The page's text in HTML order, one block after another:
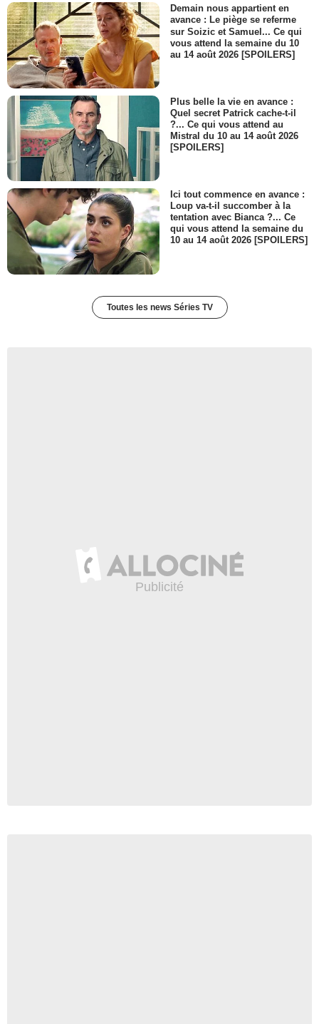
Demain nous appartient en
avance : Le piège se referme
sur Soizic et Samuel... Ce qui
vous attend la semaine du 10
au 14 août 2026 [SPOILERS]
Plus belle la vie en avance :
Quel secret Patrick cache-t-il
?... Ce qui vous attend au
Mistral du 10 au 14 août 2026
[SPOILERS]
Ici tout commence en avance :
Loup va-t-il succomber à la
tentation avec Bianca ?... Ce
qui vous attend la semaine du
10 au 14 août 2026 [SPOILERS]
Toutes les news Séries TV